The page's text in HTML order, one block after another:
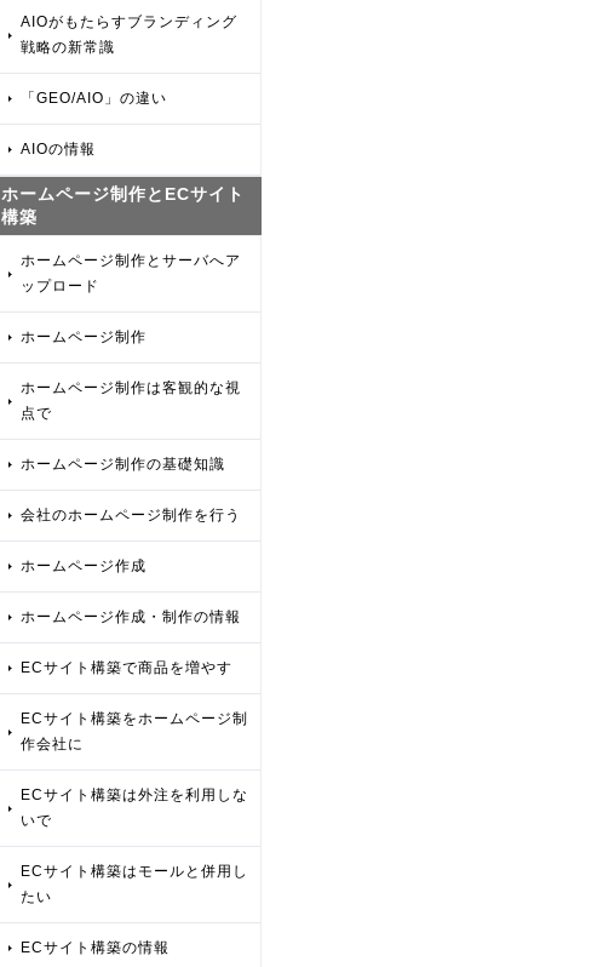
AIOがもたらすブランディング
戦略の新常識
「GEO/AIO」の違い
AIOの情報
ホームページ制作とECサイト
構築
ホームページ制作とサーバへア
ップロード
ホームページ制作
ホームページ制作は客観的な視
点で
ホームページ制作の基礎知識
会社のホームページ制作を行う
ホームページ作成
ホームページ作成・制作の情報
ECサイト構築で商品を増やす
ECサイト構築をホームページ制
作会社に
ECサイト構築は外注を利用しな
いで
ECサイト構築はモールと併用し
たい
ECサイト構築の情報